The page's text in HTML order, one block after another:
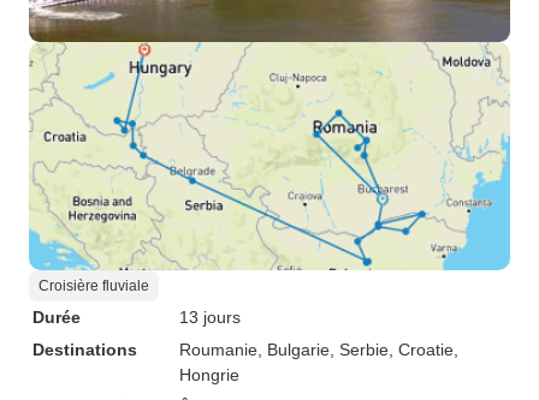
Croisière fluviale
Durée
13 jours
Destinations
Roumanie , Bulgarie , Serbie , Croatie
Hongrie